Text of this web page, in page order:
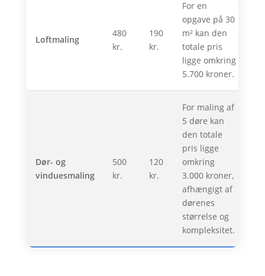
Loftmaling
480
kr.
190
kr.
For en
opgave på 30
m² kan den
totale pris
ligge omkring
5.700 kroner.
Dør- og
vinduesmaling
500
kr.
120
kr.
For maling af
5 døre kan
den totale
pris ligge
omkring
3.000 kroner,
afhængigt af
dørenes
størrelse og
kompleksitet.